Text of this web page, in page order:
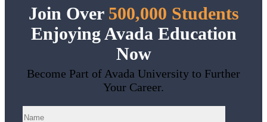
Join Over 500,000 Students
Enjoying Avada Education
Now
Become Part of Avada University to Further
Your Career.